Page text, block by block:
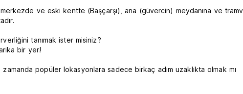
ve eski kentte (Başçarşı), ana (güvercin) meydanına ve
tanımak ister misiniz?
bir yer!
zamanda popüler lokasyonlara sadece birkaç adım uzaklıkta olmak mı